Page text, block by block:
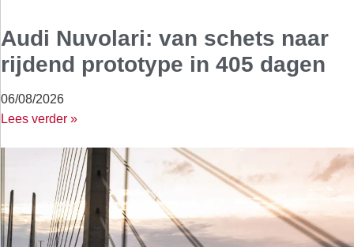
Audi Nuvolari: van schets naar
rijdend prototype in 405 dagen
06/08/2026
Lees verder »